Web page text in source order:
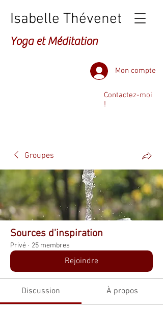
Isabelle Thévenet
Yoga et Méditation
Mon compte
Contactez-moi
!
Groupes
Sources d'inspiration
Privé · 25 membres
Rejoindre
Discussion À propos